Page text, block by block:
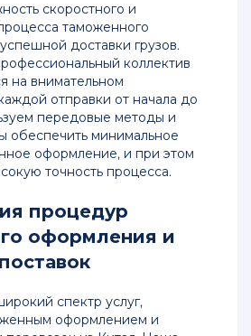
скоростного и
таможенного
доставки грузов.
коллектив
на внимательном
отправки от начала до
передовые методы и
обеспечить минимальное
оформление, и при этом
точность процесса.
процедур
оформления и
спектр услуг,
оформлением и